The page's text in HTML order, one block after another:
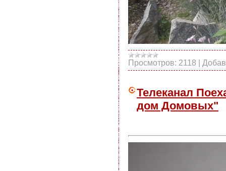
Просмотров: 2118 |
Телеканал
дом Домовых"